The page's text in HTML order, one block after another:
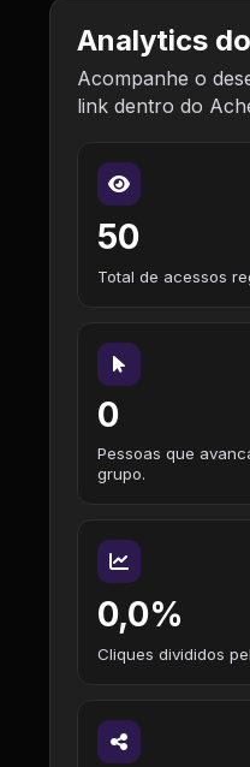
Analytics
Acompanhe o
link dentro do
50
Total de acessos
0
Pessoas que
grupo.
0,0%
Cliques divididos